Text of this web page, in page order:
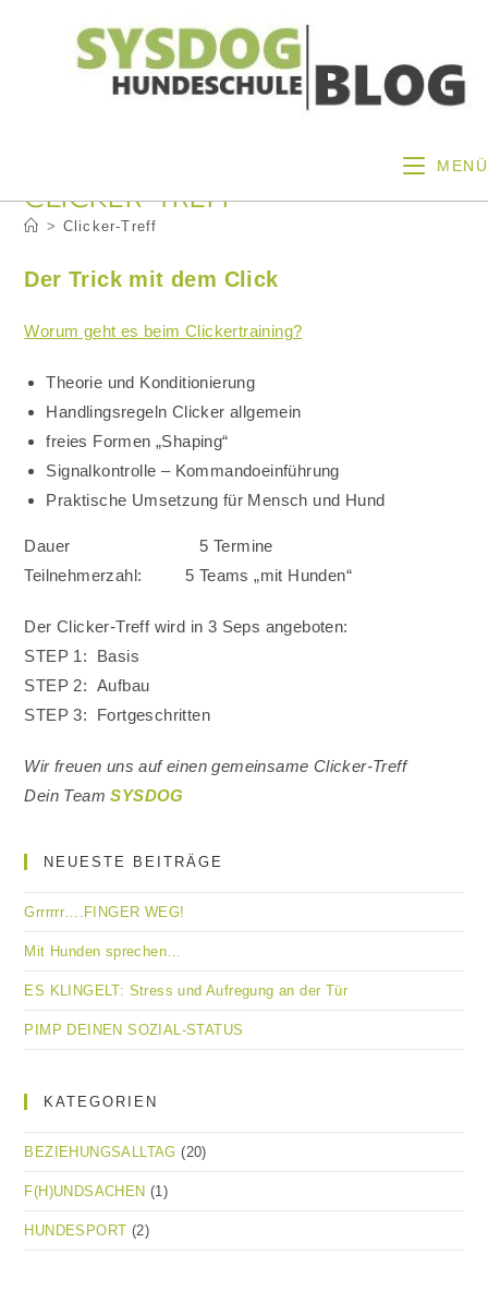
MENÜ
CLICKER-TREFF
> Clicker-Treff
Der Trick mit dem Click
Worum geht es beim Clickertraining?
Theorie und Konditionierung
Handlingsregeln Clicker allgemein
freies Formen „Shaping“
Signalkontrolle – Kommandoeinführung
Praktische Umsetzung für Mensch und Hund
Dauer 5 Termine
Teilnehmerzahl: 5 Teams „mit Hunden“
Der Clicker-Treff wird in 3 Seps angeboten:
STEP 1: Basis
STEP 2: Aufbau
STEP 3: Fortgeschritten
Wir freuen uns auf einen gemeinsame Clicker-Treff
Dein TeamSYSDOG
NEUESTE BEITRÄGE
Grrrrrr….FINGER WEG!
Mit Hunden sprechen…
ES KLINGELT: Stress und Aufregung an der Tür
PIMP DEINEN SOZIAL-STATUS
KATEGORIEN
BEZIEHUNGSALLTAG (20)
F(H)UNDSACHEN (1)
HUNDESPORT (2)